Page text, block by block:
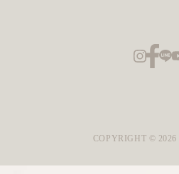
COPYRIGHT © 2026